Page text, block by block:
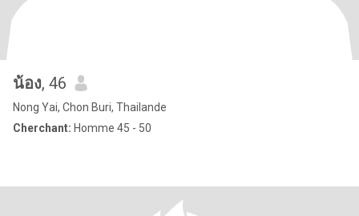
น้อง, 46
Nong Yai, Chon Buri, Thailande
Cherchant: Homme 45 - 50